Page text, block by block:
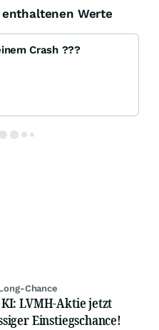
Werte
Crash ???
Chance
LVMH-Aktie jetzt
Einstiegschance!